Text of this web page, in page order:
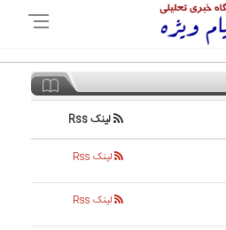
لینک Rss
لینک Rss
لینک Rss